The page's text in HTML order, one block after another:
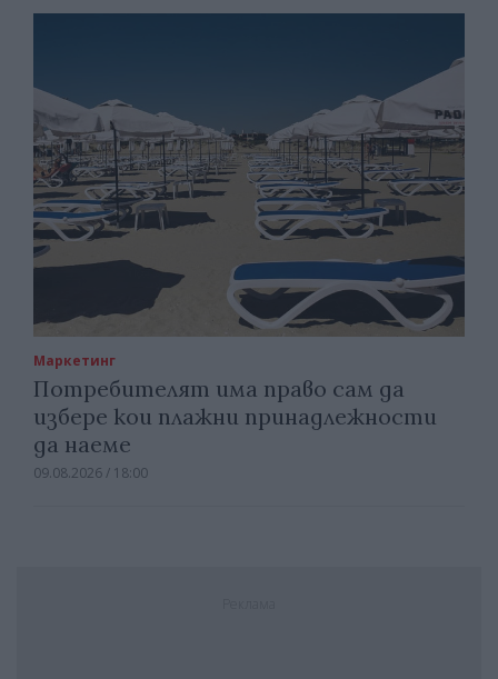
Маркетинг
Потребителят има право сам да
избере кои плажни принадлежности
да наеме
09.08.2026 / 18:00